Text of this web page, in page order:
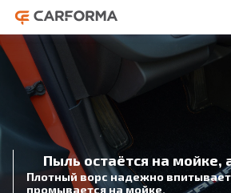
Пыль остаётся на мойке,
Плотный ворс надежно впитывает
промывается на мойке.